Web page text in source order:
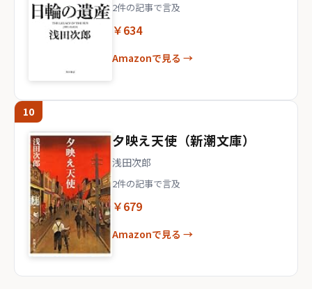
2件の記事で言及
￥634
Amazonで見る →
10
夕映え天使（新潮文庫）
浅田次郎
2件の記事で言及
￥679
Amazonで見る →